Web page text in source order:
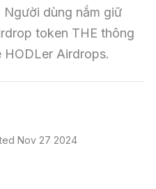
Người dùng nắm giữ
token THE thông
HODLer Airdrops.
Nov 27 2024